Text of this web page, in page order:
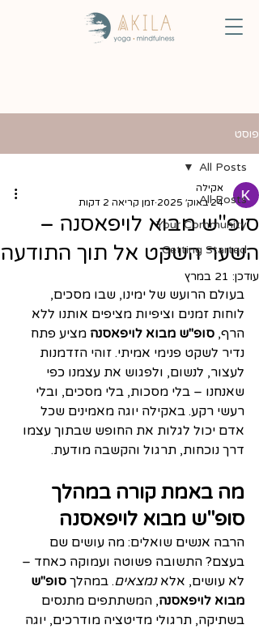
פוסט
All Posts
Your Community
Getting Started
All Posts
סופ"ש מבוא לויפאסנה –
השער השקט אל תוך התודעה
אקילה
24 באוק׳ 2025
זמן קריאה 2 דקות
עודכן: 21 במרץ
בעולם הרועש של ימינו, שבו מסכים,
לוחות זמנים וציפיות מציפים אותנו ללא
הרף, סופ"ש מבוא לויפאסנה מציע פתח
נדיר לשקט פנימי אמיתי. זוהי הזדמנות
לעצור, לנשום, ולפגוש את עצמנו כפי
שאנחנו – בלי מסכות, בלי מסכים, ובלי
רעשי רקע. באקילה יוגה מאמינים שכל
אדם יכול לגלות את החופש שבתוך עצמו
דרך נוכחות, תרגול והקשבה מודעת.
מה באמת קורה במהלך
סופ"ש מבוא לויפאסנה
הרבה אנשים שואלים: מה עושים שם
בעצם? התשובה פשוטה ועמוקה כאחד –
לא עושים, אלא נמצאים. במהלך סופ"ש
מבוא לויפאסנה, המשתתפים מתנסים
בשתיקה, תרגולי מדיטציה מודרכים, יוגה